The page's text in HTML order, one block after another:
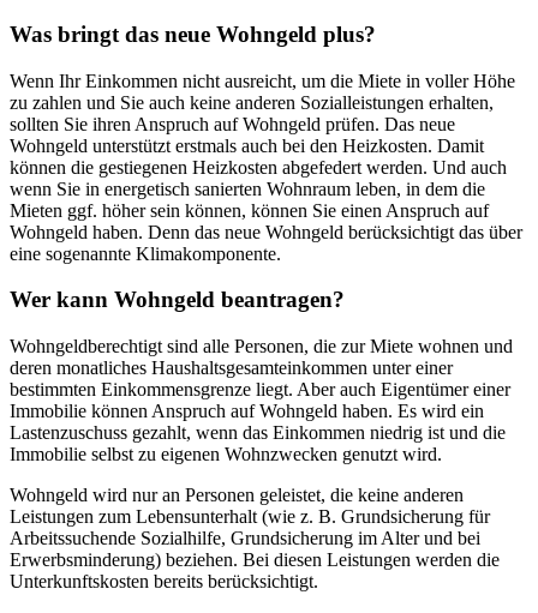
Was bringt das neue Wohngeld plus?
Wenn Ihr Einkommen nicht ausreicht, um die Miete in voller Höhe
zu zahlen und Sie auch keine anderen Sozialleistungen erhalten,
sollten Sie ihren Anspruch auf Wohngeld prüfen. Das neue
Wohngeld unterstützt erstmals auch bei den Heizkosten. Damit
können die gestiegenen Heizkosten abgefedert werden. Und auch
wenn Sie in energetisch sanierten Wohnraum leben, in dem die
Mieten ggf. höher sein können, können Sie einen Anspruch auf
Wohngeld haben. Denn das neue Wohngeld berücksichtigt das über
eine sogenannte Klimakomponente.
Wer kann Wohngeld beantragen?
Wohngeldberechtigt sind alle Personen, die zur Miete wohnen und
deren monatliches Haushaltsgesamteinkommen unter einer
bestimmten Einkommensgrenze liegt. Aber auch Eigentümer einer
Immobilie können Anspruch auf Wohngeld haben. Es wird ein
Lastenzuschuss gezahlt, wenn das Einkommen niedrig ist und die
Immobilie selbst zu eigenen Wohnzwecken genutzt wird.
Wohngeld wird nur an Personen geleistet, die keine anderen
Leistungen zum Lebensunterhalt (wie z. B. Grundsicherung für
Arbeitssuchende Sozialhilfe, Grundsicherung im Alter und bei
Erwerbsminderung) beziehen. Bei diesen Leistungen werden die
Unterkunftskosten bereits berücksichtigt.